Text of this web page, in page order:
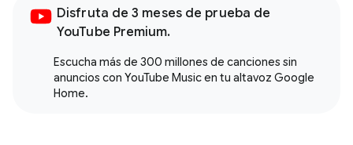
Disfruta de 3 meses de prueba de
YouTube Premium.
Escucha más de 300 millones de canciones sin
anuncios con YouTube Music en tu altavoz Google
Home.